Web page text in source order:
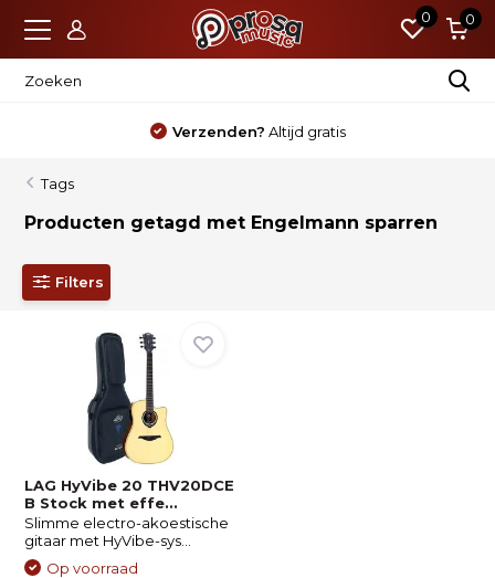
0 0
Verzenden? Altijd gratis
Tags
Producten getagd met Engelmann sparren
Filters
LAG HyVibe 20 THV20DCE
B Stock met effe...
Slimme electro-akoestische
gitaar met HyVibe-sys...
Op voorraad